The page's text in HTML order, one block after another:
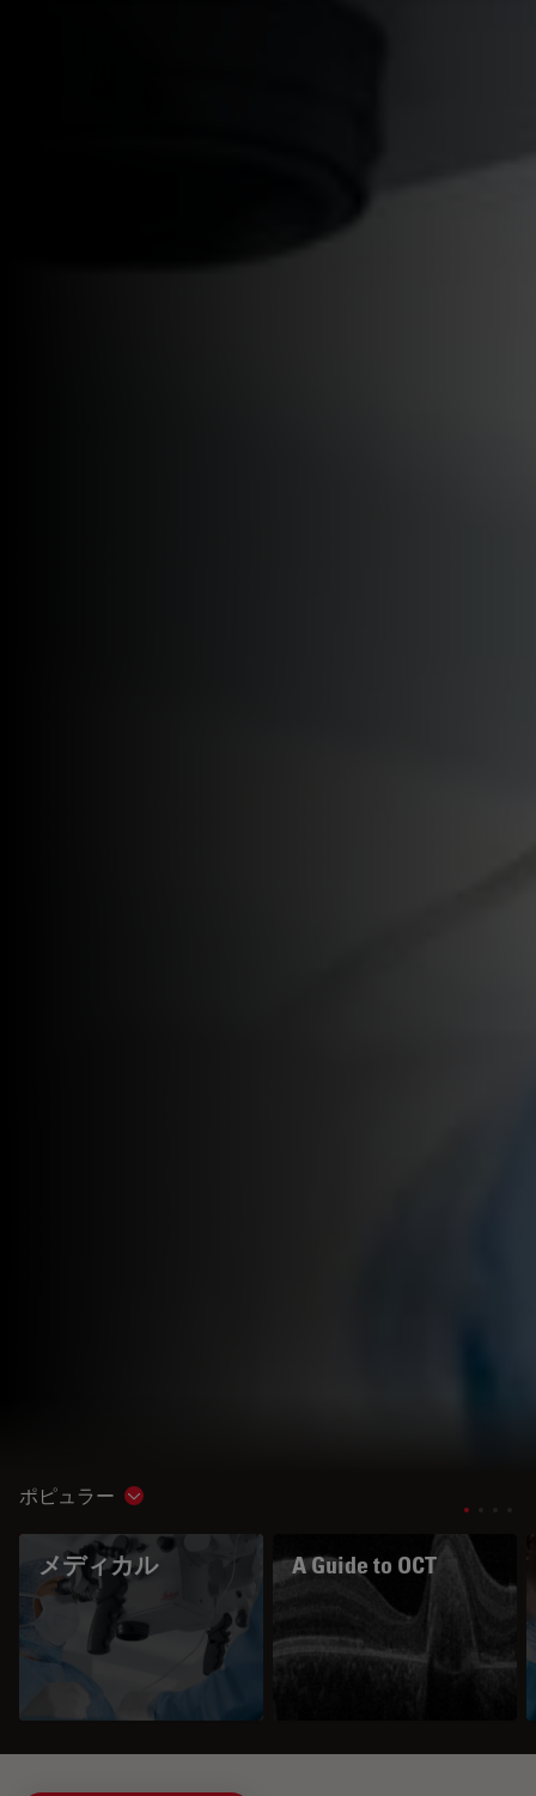
ポピュラー Show subnavigation
メディカル A Guide to OCT